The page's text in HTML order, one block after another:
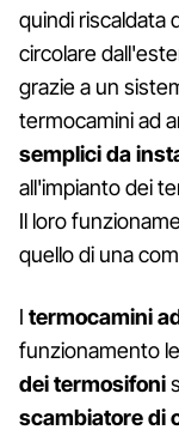
quindi riscaldata
circolare
grazie a un
termocamini ad
semplici da
all'impianto dei
Il loro
quello di una
I termocamini
funzionamento
dei termosifoni
scambiatore di